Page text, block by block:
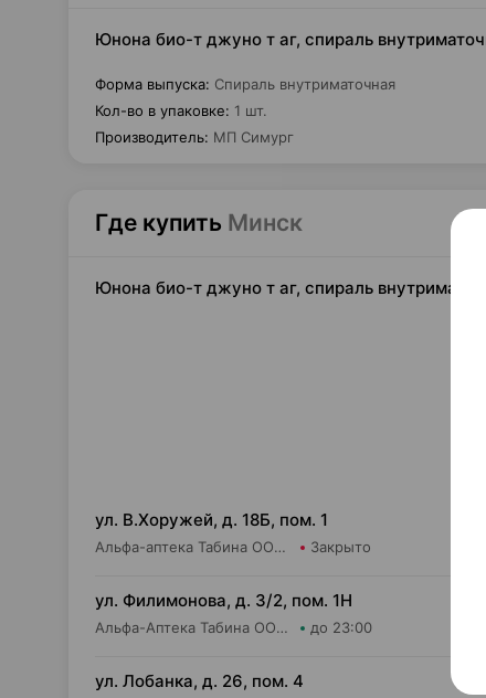
Юнона био-т джуно т аг, спираль
Форма выпуска: Спираль внутриматочная
Кол-во в упаковке: 1 шт.
Производитель: МП Симург
Где купить Минск
Юнона био-т джуно т аг, спираль
ул. В.Хоружей, д. 18Б, пом. 1
Альфа-аптека Табина ООО Аптека №11 Закрыто
ул. Филимонова, д. 3/2, пом. 1Н
Альфа-Аптека Табина ООО Аптека №9 до 23:00
ул. Лобанка, д. 26, пом. 4